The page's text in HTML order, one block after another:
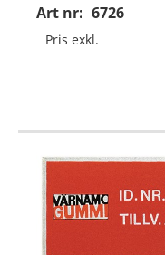
Art nr: 6726
Digitalt
Valfritt antal, valfri
Pris exkl.